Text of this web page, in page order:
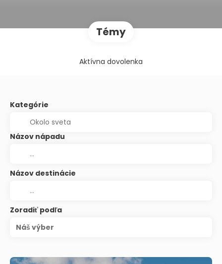
Témy
Aktívna dovolenka
Kategórie
Názov nápadu
Názov destinácie
Zoradiť podľa
Náš výber